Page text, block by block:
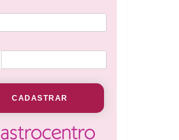
CADASTRAR